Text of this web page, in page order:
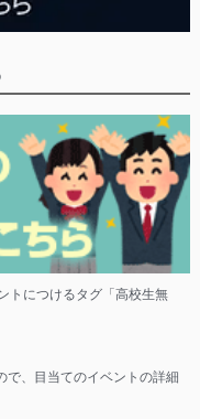
トにつけるタグ「高校生無
、目当てのイベントの詳細